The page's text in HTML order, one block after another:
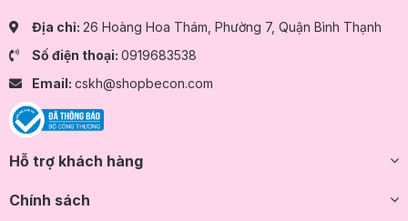
Địa chỉ: 26 Hoàng Hoa Thám, Phường 7, Quận Bình Thạnh
Số điện thoại: 0919683538
Email: cskh@shopbecon.com
Hỗ trợ khách hàng
Chính sách